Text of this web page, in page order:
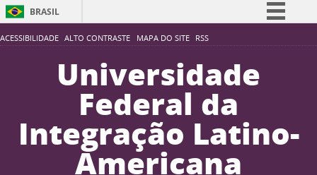
ACESSIBILIDADE ALTO CONTRASTE MAPA DO SITE RSS
BRASIL
Simplifique!
Participe
Acesso à informação
Legislação
Canais
Universidade
Federal da
Integração Latino-
Americana